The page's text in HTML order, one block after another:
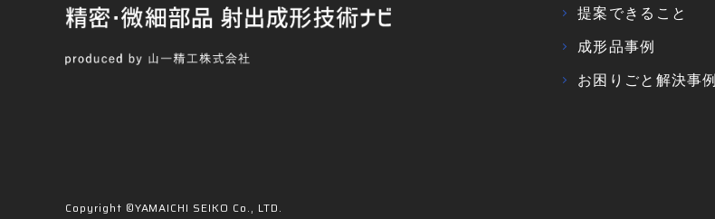
提案できること
成形品事例
お困りごと解決事例
Copyright ©YAMAICHI SEIKO Co., LTD.